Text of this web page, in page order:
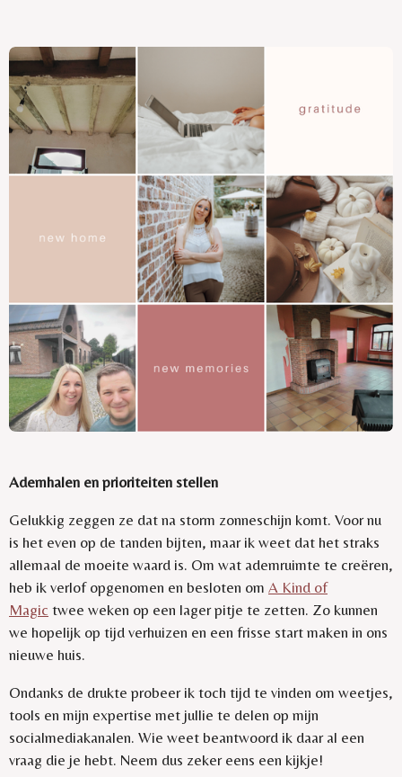
Ademhalen en prioriteiten stellen
Gelukkig zeggen ze dat na storm zonneschijn komt. Voor nu
is het even op de tanden bijten, maar ik weet dat het straks
allemaal de moeite waard is. Om wat ademruimte te creëren,
heb ik verlof opgenomen en besloten om A Kind of
Magic twee weken op een lager pitje te zetten. Zo kunnen
we hopelijk op tijd verhuizen en een frisse start maken in ons
nieuwe huis.
Ondanks de drukte probeer ik toch tijd te vinden om weetjes,
tools en mijn expertise met jullie te delen op mijn
socialmediakanalen. Wie weet beantwoord ik daar al een
vraag die je hebt. Neem dus zeker eens een kijkje!